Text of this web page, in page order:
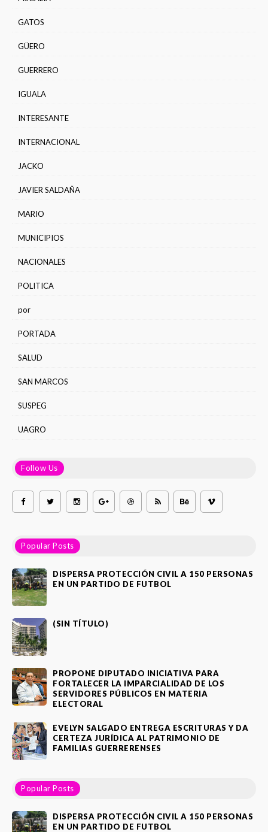
GATOS
GÜERO
GUERRERO
IGUALA
INTERESANTE
INTERNACIONAL
JACKO
JAVIER SALDAÑA
MARIO
MUNICIPIOS
NACIONALES
POLITICA
por
PORTADA
SALUD
SAN MARCOS
SUSPEG
UAGRO
Follow Us
Popular Posts
DISPERSA PROTECCIÓN CIVIL A 150 PERSONAS
EN UN PARTIDO DE FUTBOL
(SIN TÍTULO)
PROPONE DIPUTADO INICIATIVA PARA
FORTALECER LA IMPARCIALIDAD DE LOS
SERVIDORES PÚBLICOS EN MATERIA
ELECTORAL
EVELYN SALGADO ENTREGA ESCRITURAS Y DA
CERTEZA JURÍDICA AL PATRIMONIO DE
FAMILIAS GUERRERENSES
Popular Posts
DISPERSA PROTECCIÓN CIVIL A 150 PERSONAS
EN UN PARTIDO DE FUTBOL